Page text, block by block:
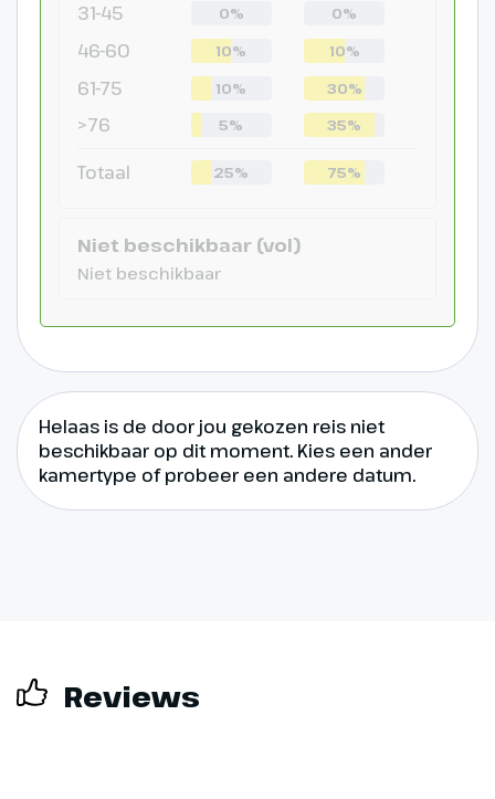
31-45 0% 0%
46-60 10% 10%
61-75 10% 30%
>76 5% 35%
Totaal 25% 75%
Niet beschikbaar (vol)
Niet beschikbaar
Helaas is de door jou gekozen reis niet
beschikbaar op dit moment. Kies een ander
kamertype of probeer een andere datum.
Reviews